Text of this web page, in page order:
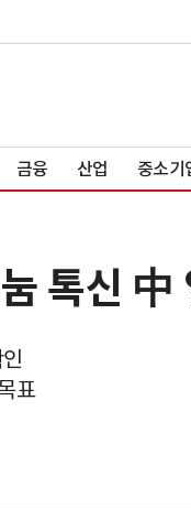
금융 산업 중소기
톡신
표